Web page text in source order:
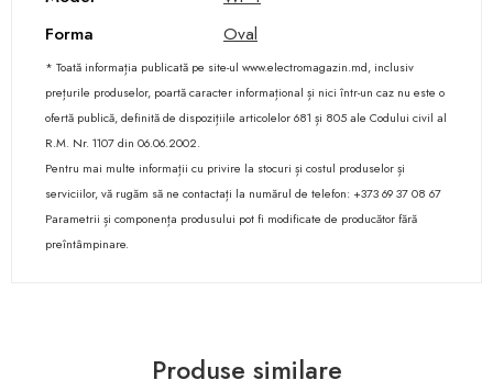
Forma
Oval
* Toată informația publicată pe site-ul www.electromagazin.md, inclusiv
prețurile produselor, poartă caracter informațional și nici într-un caz nu este o
ofertă publică, definită de dispozițiile articolelor 681 și 805 ale Codului civil al
R.M. Nr. 1107 din 06.06.2002.
Pentru mai multe informații cu privire la stocuri și costul produselor și
serviciilor, vă rugăm să ne contactați la numărul de telefon: +373 69 37 08 67
Parametrii și componența produsului pot fi modificate de producător fără
preîntâmpinare.
Produse similare